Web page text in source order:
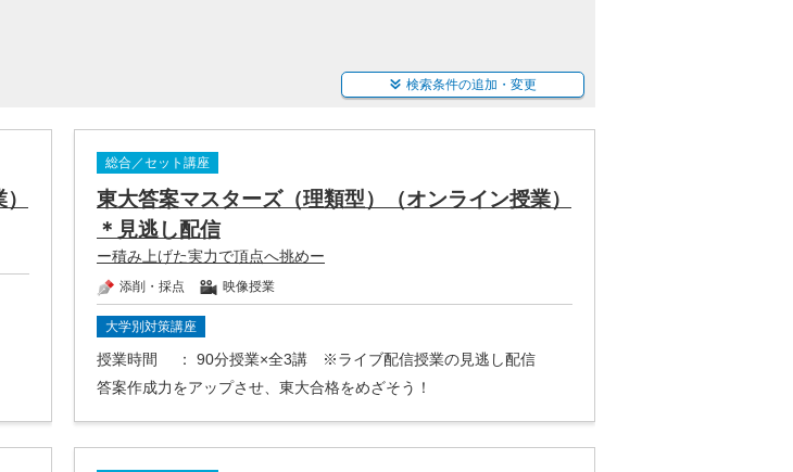
検索条件の追加・変更
総合／セット講座
東大答案マスターズ（理類型）（オンライン授業）
＊見逃し配信
ー積み上げた実力で頂点へ挑めー
添削・採点 映像授業
大学別対策講座
授業時間
： 90分授業×全3講 ※ライブ配信授業の見逃し配信
答案作成力をアップさせ、東大合格をめざそう！